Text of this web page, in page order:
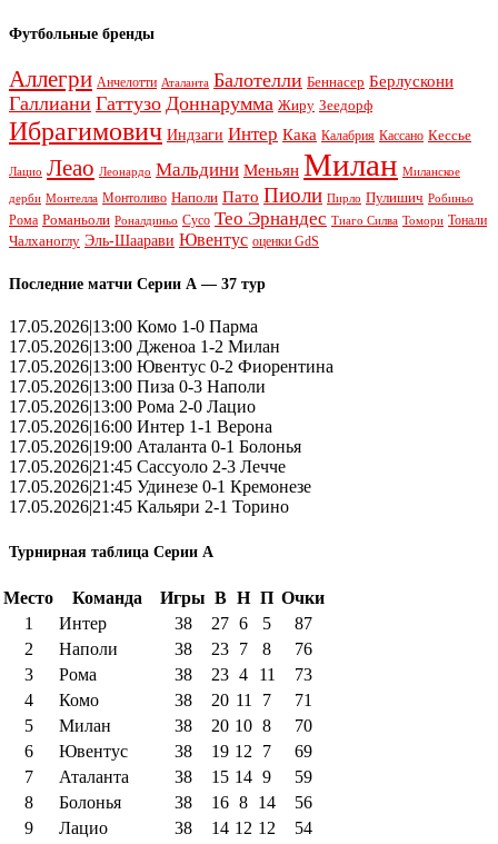
Футбольные бренды
Аллегри Анчелотти Аталанта Балотелли Беннасер Берлускони
Галлиани Гаттузо Доннарумма Жиру Зеедорф
Ибрагимович Индзаги Интер Кака Калабрия Кассано Кессье
Лацио Леао Леонардо Мальдини Меньян Милан Миланское
дерби Монтелла Монтоливо Наполи Пато Пиоли Пирло Пулишич Робиньо
Рома Романьоли Роналдиньо Сусо Тео Эрнандес Тиаго Силва Томори Тонали
Чалханоглу Эль-Шаарави Ювентус оценки GdS
Последние матчи Серии А — 37 тур
17.05.2026|13:00 Комо 1-0 Парма
17.05.2026|13:00 Дженоа 1-2 Милан
17.05.2026|13:00 Ювентус 0-2 Фиорентина
17.05.2026|13:00 Пиза 0-3 Наполи
17.05.2026|13:00 Рома 2-0 Лацио
17.05.2026|16:00 Интер 1-1 Верона
17.05.2026|19:00 Аталанта 0-1 Болонья
17.05.2026|21:45 Сассуоло 2-3 Лечче
17.05.2026|21:45 Удинезе 0-1 Кремонезе
17.05.2026|21:45 Кальяри 2-1 Торино
Турнирная таблица Серии А
Место Команда Игры В Н П Очки
1
Интер 38 27 6 5
87
2
Наполи 38 23 7 8
76
3
Рома 38 23 4 11
73
4
Комо 38 20 11 7
71
5
Милан 38 20 10 8
70
6
Ювентус 38 19 12 7
69
7
Аталанта 38 15 14 9
59
8
Болонья 38 16 8 14
56
9
Лацио 38 14 12 12
54